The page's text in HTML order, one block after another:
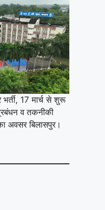
17 मार्च से शुरू
व तकनीकी
अवसर बिलासपुर।